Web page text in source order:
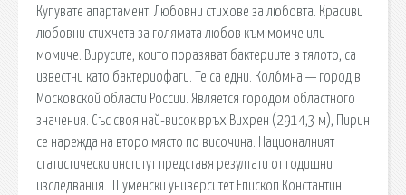
Купувате апартамент. Любовни стихове за любовта. Красиви
любовни стихчета за голямата любов към момче или
момиче. Вирусите, които поразяват бактериите в тялото, са
известни като бактериофаги. Те са едни. Коло́мна — город в
Московской области России. Является городом областного
значения. Със своя най-висок връх Вихрен (2914,3 м), Пирин
се нарежда на второ място по височина. Националният
статистически институт представя резултати от годишни
изследвания. Шуменски университет Епископ Константин